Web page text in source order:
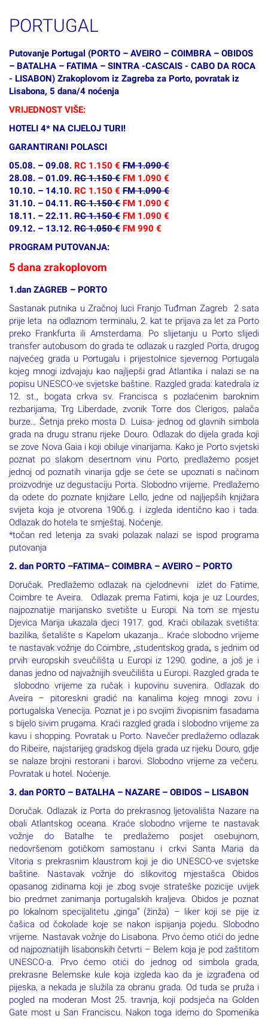
Previous
PORTUGAL
Putovanje Portugal (PORTO – AVEIRO – COIMBRA – OBIDOS
– BATALHA – FATIMA – SINTRA -CASCAIS - CABO DA ROCA
- LISABON) Zrakoplovom iz Zagreba za Porto, povratak iz
Lisabona, 5 dana/4 noćenja
VRIJEDNOST VIŠE:
HOTELI 4* NA CIJELOJ TURI!
GARANTIRANI POLASCI
05.08. – 09.08. RC 1.150 € FM 1.090 €
28.08. – 01.09. RC 1.150 € FM 1.090 €
10.10. – 14.10. RC 1.150 € FM 1.090 €
31.10. – 04.11. RC 1.150 € FM 1.090 €
18.11. – 22.11. RC 1.150 € FM 1.090 €
09.12. – 13.12. RC 1.050 € FM 990 €
PROGRAM PUTOVANJA:
5 dana zrakoplovom
1.dan ZAGREB – PORTO
Sastanak putnika u Zračnoj luci Franjo Tuđman Zagreb 2 sata
prije leta na odlaznom terminalu, 2. kat te prijava za let za Porto
preko Frankfurta ili Amsterdama. Po slijetanju u Porto slijedi
transfer autobusom do grada te odlazak u razgled Porta, drugog
najvećeg grada u Portugalu i prijestolnice sjevernog Portugala
kojeg mnogi izdvajaju kao najljepši grad Atlantika i nalazi se na
popisu UNESCO-ve svjetske baštine. Razgled grada: katedrala iz
12. st., bogata crkva sv. Francisca s pozlaćenim baroknim
rezbarijama, Trg Liberdade, zvonik Torre dos Clerigos, palača
burze… Šetnja preko mosta D. Luisa- jednog od glavnih simbola
grada na drugu stranu rijeke Douro. Odlazak do dijela grada koji
se zove Nova Gaia i koji obiluje vinarijama. Kako je Porto svjetski
poznat po slakom desertnom vinu Porto, predlažemo posjet
jednoj od poznatih vinarija gdje se ćete se upoznati s načinom
proizvodnje uz degustaciju Porta. Slobodno vrijeme. Predlažemo
da odete do poznate knjižare Lello, jedne od najljepših knjižara
svijeta koja je otvorena 1906.g. i izgleda identično kao i tada.
Odlazak do hotela te smještaj. Noćenje.
*točan red letenja za svaki polazak nalazi se ispod programa
putovanja
2. dan PORTO –FATIMA– COIMBRA – AVEIRO – PORTO
Doručak. Predlažemo odlazak na cjelodnevni izlet do Fatime,
Coimbre te Aveira. Odlazak prema Fatimi, koja je uz Lourdes,
najpoznatije marijansko svetište u Europi. Na tom se mjestu
Djevica Marija ukazala djeci 1917. god. Kraći obilazak svetišta:
bazilika, šetalište s Kapelom ukazanja… Kraće slobodno vrijeme
te nastavak vožnje do Coimbre, „studentskog grada„ s jednim od
prvih europskih sveučilišta u Europi iz 1290. godine, a još je i
danas jedno od najvažnijih sveučilišta u Europi. Razgled grada te
slobodno vrijeme za ručak i kupovinu suvenira. Odlazak do
Aveira – pitoreskni gradić na kanalima kojeg mnogi zovu i
portugalska Venecija. Poznat je i po svojim živopisnim fasadama
s bijelo sivim prugama. Kraći razgled grada i slobodno vrijeme za
kavu i shopping. Povratak u Porto. Navečer predlažemo odlazak
do Ribeire, najstarijeg gradskog dijela grada uz rijeku Douro, gdje
se nalaze brojni restorani i barovi. Slobodno vrijeme za večeru.
Povratak u hotel. Noćenje.
3. dan PORTO – BATALHA – NAZARE – OBIDOS – LISABON
Doručak. Odlazak iz Porta do prekrasnog ljetovališta Nazare na
obali Atlantskog oceana. Kraće slobodno vrijeme te nastavak
vožnje do Batalhe te predlažemo posjet osebujnom,
nedovršenom gotičkom samostanu i crkvi Santa Maria da
Vitoria s prekrasnim klaustrom koji je dio UNESCO-ve svjetske
baštine. Nastavak vožnje do slikovitog mjestašca Obidos
opasanog zidinama koji je zbog svoje strateške pozicije uvijek
bio predmet zanimanja portugalskih kraljeva. Obidos je poznat
po lokalnom specijalitetu „ginga“ (žinža) – liker koji se pije iz
čašica od čokolade koje se nakon ispijanja pojedu. Slobodno
vrijeme. Nastavak vožnje do Lisabona. Prvo ćemo otići do jedne
od najpoznatijih lisabonskih četvrti – Belem koja je pod zaštitom
UNESCO-a. Prvo ćemo otići do jednog od simbola grada,
prekrasne Belemske kule koja izgleda kao da je izgrađena od
pijeska, a nekada je služila za obranu grada. Od tuda se pruža i
pogled na moderan Most 25. travnja, koji podsjeća na Golden
Gate most u San Franciscu. Nakon toga idemo do Spomenika